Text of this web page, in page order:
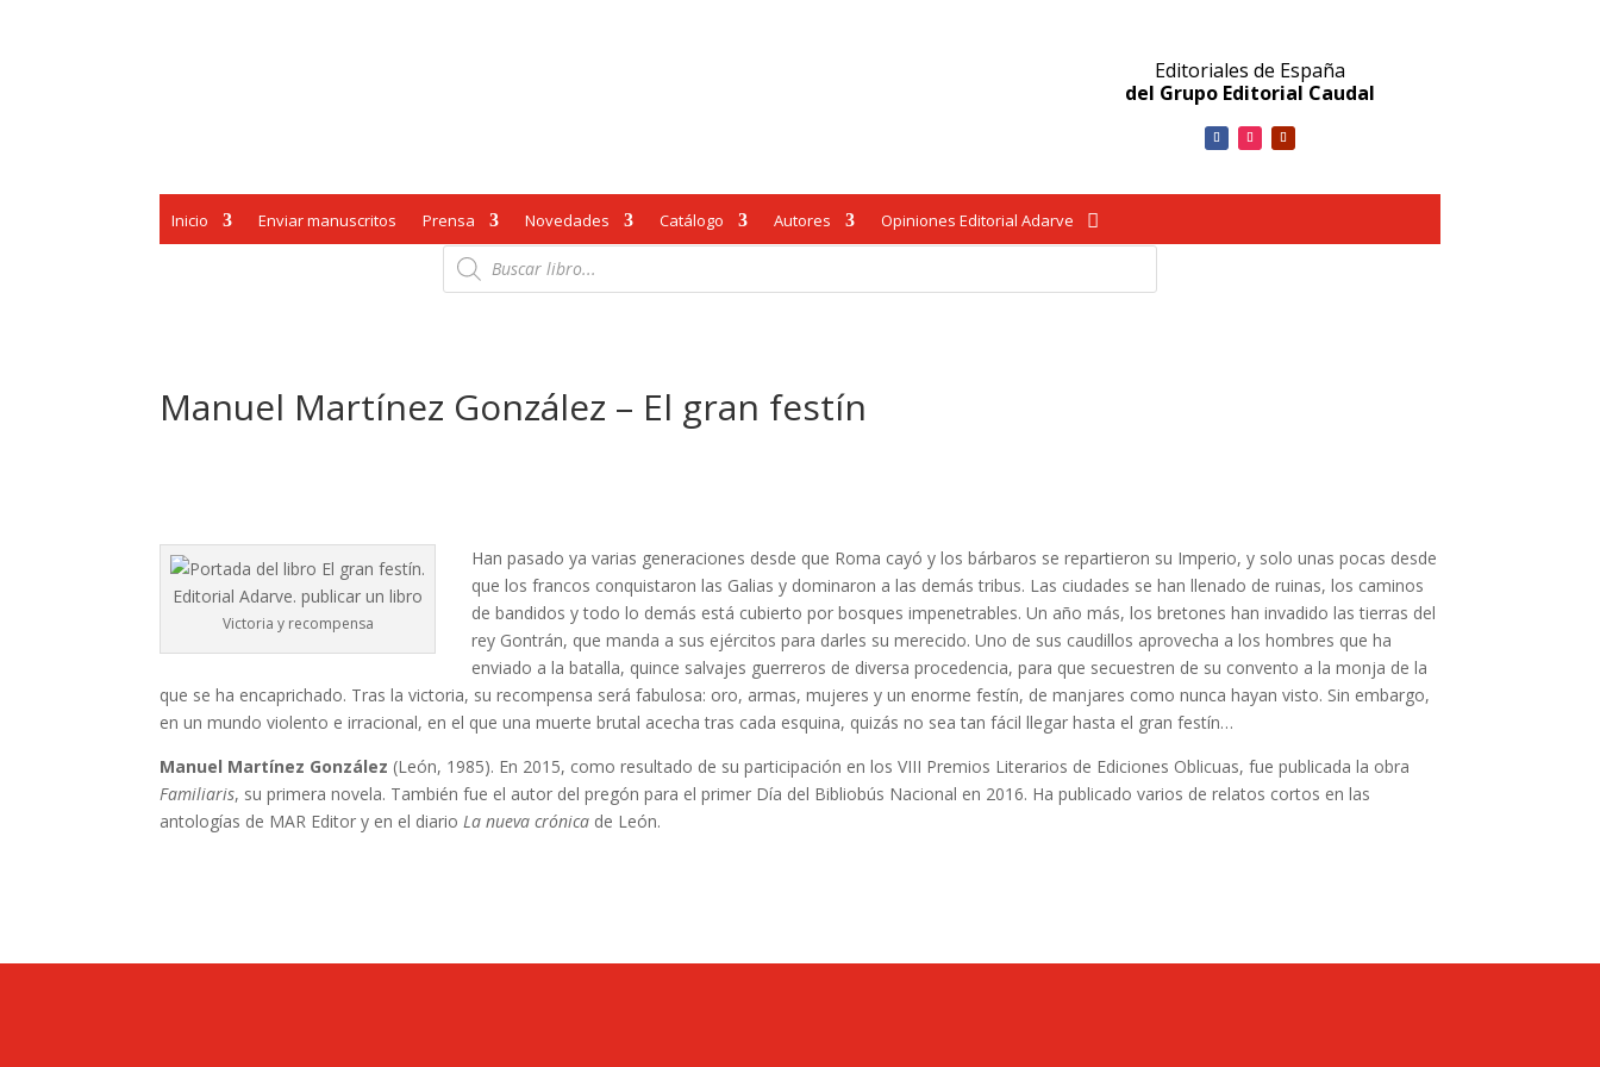
Editoriales de España
del Grupo Editorial Caudal
Inicio Enviar manuscritos Prensa Novedades Catálogo Autores Opiniones Editorial Adarve
Búsqueda
de
productos
Manuel Martínez González – El gran festín
Victoria y recompensa
Han pasado ya varias generaciones desde que Roma cayó y los bárbaros se repartieron su Imperio, y solo unas pocas desde
que los francos conquistaron las Galias y dominaron a las demás tribus. Las ciudades se han llenado de ruinas, los caminos
de bandidos y todo lo demás está cubierto por bosques impenetrables. Un año más, los bretones han invadido las tierras del
rey Gontrán, que manda a sus ejércitos para darles su merecido. Uno de sus caudillos aprovecha a los hombres que ha
enviado a la batalla, quince salvajes guerreros de diversa procedencia, para que secuestren de su convento a la monja de la
que se ha encaprichado. Tras la victoria, su recompensa será fabulosa: oro, armas, mujeres y un enorme festín, de manjares como nunca hayan visto. Sin embargo,
en un mundo violento e irracional, en el que una muerte brutal acecha tras cada esquina, quizás no sea tan fácil llegar hasta el gran festín…
Manuel Martínez González (León, 1985). En 2015, como resultado de su participación en los VIII Premios Literarios de Ediciones Oblicuas, fue publicada la obra
Familiaris, su primera novela. También fue el autor del pregón para el primer Día del Bibliobús Nacional en 2016. Ha publicado varios de relatos cortos en las
antologías de MAR Editor y en el diarioLa nueva crónica de León.